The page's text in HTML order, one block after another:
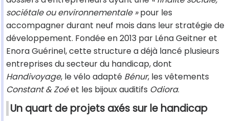
sociétale ou environnementale »pour les
accompagner durant neuf mois dans leur stratégie de
développement. Fondée en 2013 par Léna Geitner et
Enora Guérinel, cette structure a déjà lancé plusieurs
entreprises du secteur du handicap, dont
Handivoyage, le vélo adapté Bénur, les vêtements
Constant & Zoéet les bijoux auditifs Odiora.
Un quart de projets axés sur le handicap